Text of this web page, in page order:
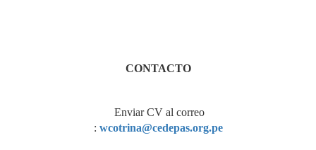
CONTACTO
Enviar CV al correo
: wcotrina@cedepas.org.pe